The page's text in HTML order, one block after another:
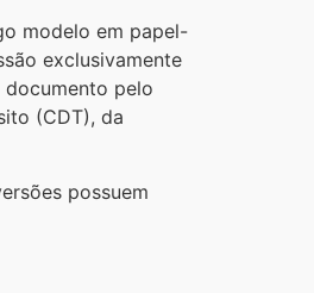
modelo em papel-
exclusivamente
pelo
(CDT), da
possuem